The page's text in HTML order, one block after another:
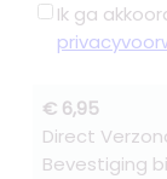
Ik ga
€ 6,95
Direct
Bevestiging